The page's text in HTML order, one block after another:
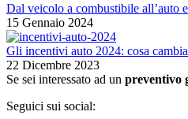
Dal veicolo a combustibile all’auto
15 Gennaio 2024
Gli incentivi auto 2024: cosa
22 Dicembre 2023
Se sei interessato ad un preventivo
Seguici sui social: